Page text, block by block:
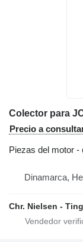
Colector para
Precio a
Piezas del motor -
Dinamarca,
Chr. Nielsen -